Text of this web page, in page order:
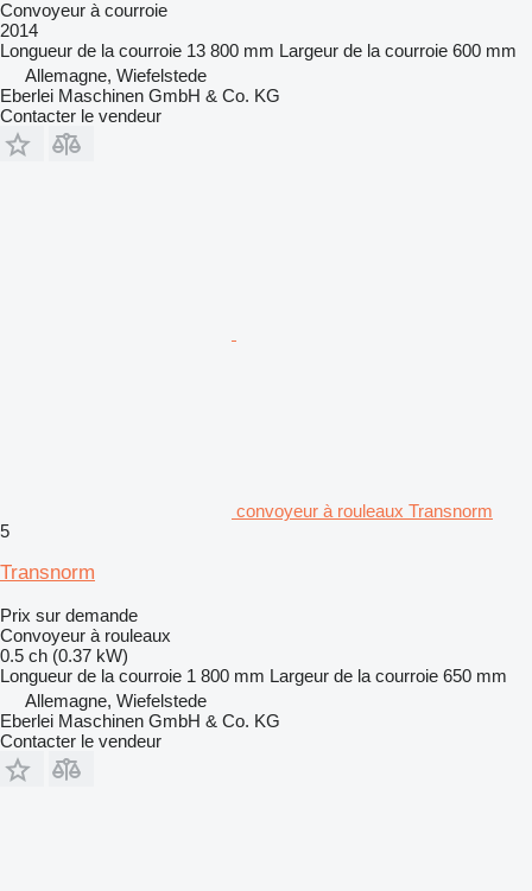
Convoyeur à courroie
2014
Longueur de la courroie 13 800 mm Largeur de la courroie 600 mm
Allemagne, Wiefelstede
Eberlei Maschinen GmbH & Co. KG
Contacter le vendeur
convoyeur à rouleaux Transnorm
5
Transnorm
Prix sur demande
Convoyeur à rouleaux
0.5 ch (0.37 kW)
Longueur de la courroie 1 800 mm Largeur de la courroie 650 mm
Allemagne, Wiefelstede
Eberlei Maschinen GmbH & Co. KG
Contacter le vendeur